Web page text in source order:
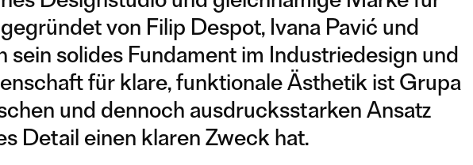
von Filip Despot, Ivana Pavić und
sein solides Fundament im Industriedesign und
für klare, funktionale Ästhetik ist Grupa
und dennoch ausdrucksstarken Ansatz
Detail einen klaren Zweck hat.